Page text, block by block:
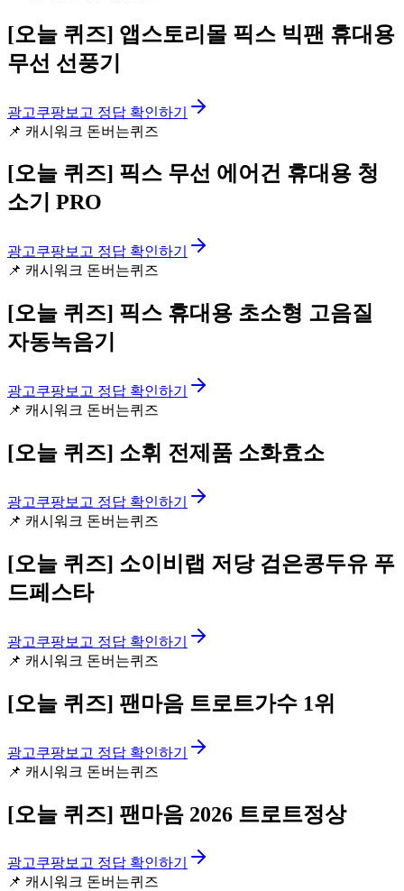
[오늘 퀴즈] 앱스토리몰 픽스 빅팬 휴대용
무선 선풍기
광고쿠팡보고 정답 확인하기
📌 캐시워크 돈버는퀴즈
[오늘 퀴즈] 픽스 무선 에어건 휴대용 청
소기 PRO
광고쿠팡보고 정답 확인하기
📌 캐시워크 돈버는퀴즈
[오늘 퀴즈] 픽스 휴대용 초소형 고음질
자동녹음기
광고쿠팡보고 정답 확인하기
📌 캐시워크 돈버는퀴즈
[오늘 퀴즈] 소휘 전제품 소화효소
광고쿠팡보고 정답 확인하기
📌 캐시워크 돈버는퀴즈
[오늘 퀴즈] 소이비랩 저당 검은콩두유 푸
드페스타
광고쿠팡보고 정답 확인하기
📌 캐시워크 돈버는퀴즈
[오늘 퀴즈] 팬마음 트로트가수 1위
광고쿠팡보고 정답 확인하기
📌 캐시워크 돈버는퀴즈
[오늘 퀴즈] 팬마음 2026 트로트정상
광고쿠팡보고 정답 확인하기
📌 캐시워크 돈버는퀴즈